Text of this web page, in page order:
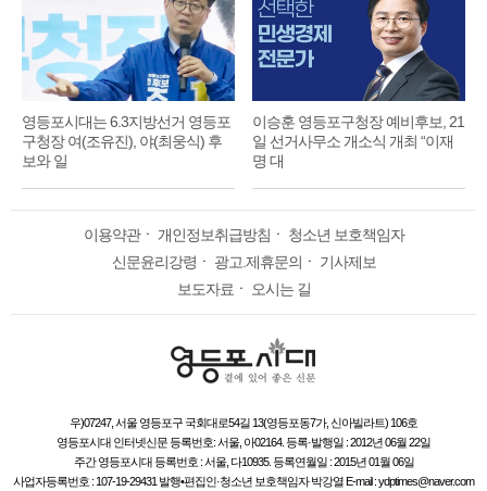
영등포시대는 6.3지방선거 영등포
구청장 여(조유진), 야(최웅식) 후
보와 일
이승훈 영등포구청장 예비후보, 21
일 선거사무소 개소식 개최 “이재
명 대
이용약관ㆍ 개인정보취급방침 ㆍ 청소년 보호책임자
신문윤리강령 ㆍ 광고.제휴문의 ㆍ 기사제보
보도자료ㆍ 오시는 길
우)07247, 서울 영등포구 국회대로54길 13(영등포동7가, 신아빌라트) 106호
영등포시대 인터넷신문 등록번호: 서울, 아02164. 등록·발행일 : 2012년 06월 22일
주간 영등포시대 등록번호 : 서울, 다10935. 등록연월일 : 2015년 01월 06일
사업자등록번호 : 107-19-29431 발행•편집인·청소년 보호책임자 박강열 E-mail : ydptimes@naver.com